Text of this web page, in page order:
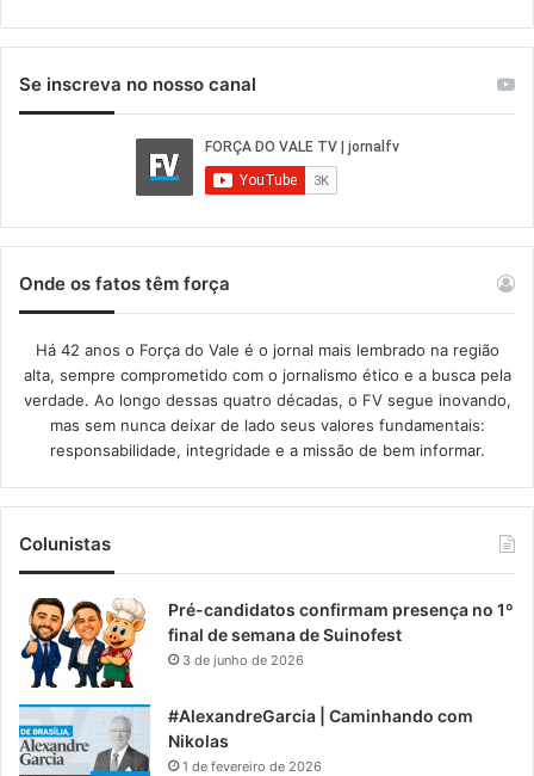
Se inscreva no nosso canal
Onde os fatos têm força
Há 42 anos o Força do Vale é o jornal mais lembrado na região
alta, sempre comprometido com o jornalismo ético e a busca pela
verdade. Ao longo dessas quatro décadas, o FV segue inovando,
mas sem nunca deixar de lado seus valores fundamentais:
responsabilidade, integridade e a missão de bem informar.​
Colunistas
Pré-candidatos confirmam presença no 1º
final de semana de Suinofest
3 de junho de 2026
#AlexandreGarcia | Caminhando com
Nikolas
1 de fevereiro de 2026